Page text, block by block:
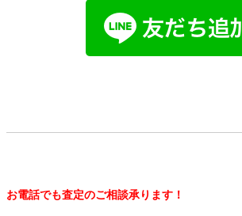
お電話でも査定のご相談承ります！